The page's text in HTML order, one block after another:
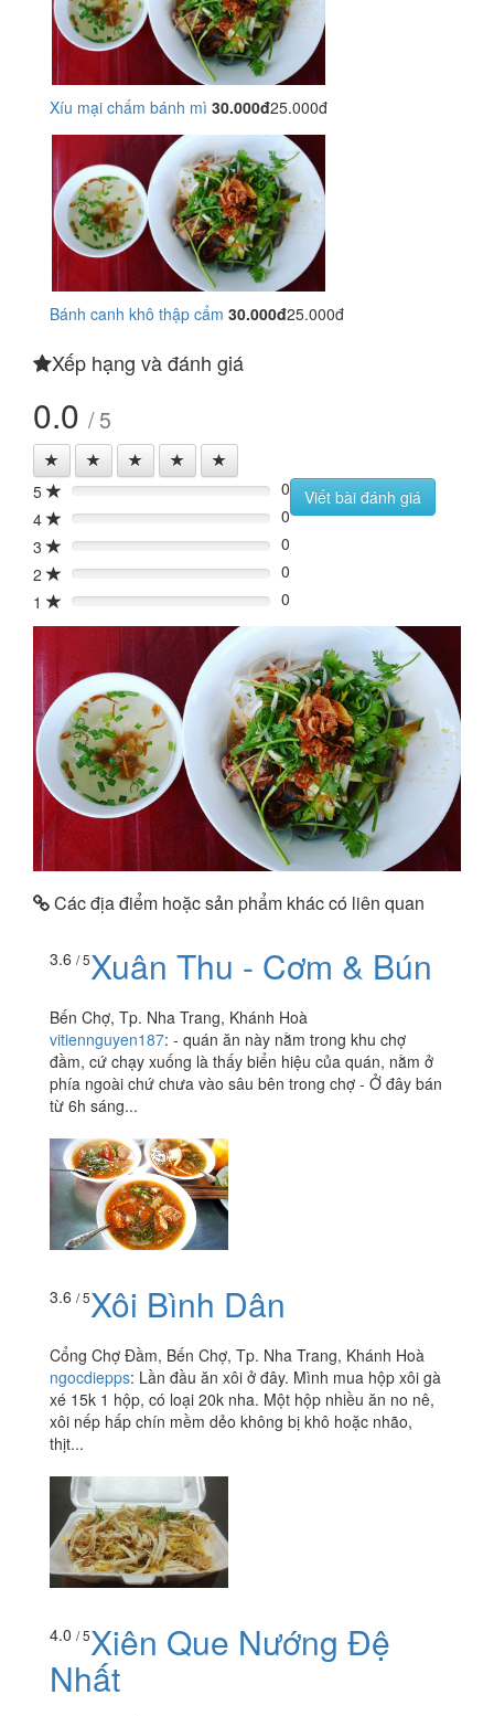
Xíu mại chấm bánh mì 30.000đ25.000đ
Bánh canh khô thập cẩm 30.000đ25.000đ
Xếp hạng và đánh giá
0.0 / 5
5 0%
0
4
0%
0
3
0%
0
2
0%
0
1
0% 0
Viết bài đánh giá
Các địa điểm hoặc sản phẩm khác có liên quan
3.6 / 5Xuân Thu - Cơm & Bún
Bến Chợ, Tp. Nha Trang, Khánh Hoà
vitiennguyen187: - quán ăn này nằm trong khu chợ
đầm, cứ chạy xuống là thấy biển hiệu của quán, nằm ở
phía ngoài chứ chưa vào sâu bên trong chợ - Ở đây bán
từ 6h sáng...
3.6 / 5Xôi Bình Dân
Cổng Chợ Đầm, Bến Chợ, Tp. Nha Trang, Khánh Hoà
ngocdiepps: Lần đầu ăn xôi ở đây. Mình mua hộp xôi gà
xé 15k 1 hộp, có loại 20k nha. Một hộp nhiều ăn no nê,
xôi nếp hấp chín mềm dẻo không bị khô hoặc nhão,
thịt...
4.0 / 5Xiên Que Nướng Đệ
Nhất